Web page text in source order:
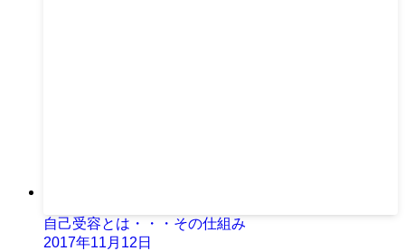
自己受容とは・・・その仕組み
2017年11月12日